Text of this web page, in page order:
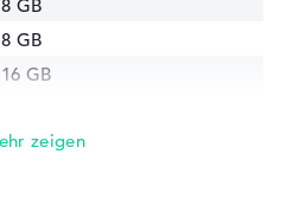
8 GB
8 GB
16 GB